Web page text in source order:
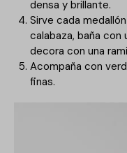
densa y brillante.
Sirve cada
calabaza, baña
decora con una
Acompaña con
finas.